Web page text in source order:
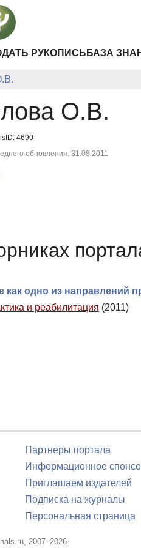
РУКОПИСЬ БАЗА
О.В.
4690
обновления: 31.08.2011
как одно из направлений
и реабилитация (2011)
Партнеры портала
Информационное
Приглашаем издателей
Подписка на журналы
Персональная страница
2007–2026